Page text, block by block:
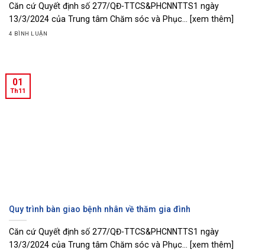
Căn cứ Quyết định số 277/QĐ-TTCS&PHCNNTTS1 ngày
13/3/2024 của Trung tâm Chăm sóc và Phục... [xem thêm]
4 BÌNH LUẬN
Quy trình bàn giao bệnh nhân về thăm gia đình
Căn cứ Quyết định số 277/QĐ-TTCS&PHCNNTTS1 ngày
13/3/2024 của Trung tâm Chăm sóc và Phục... [xem thêm]
01
Th11